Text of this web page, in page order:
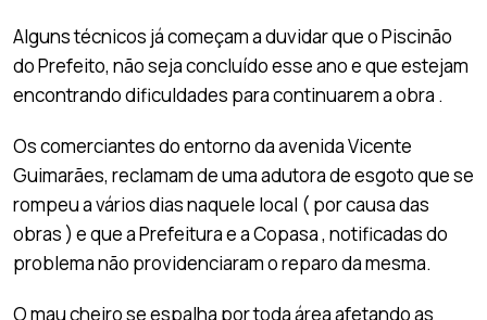
Alguns técnicos já começam a duvidar que o Piscinão
do Prefeito, não seja concluído esse ano e que estejam
encontrando dificuldades para continuarem a obra .
Os comerciantes do entorno da avenida Vicente
Guimarães, reclamam de uma adutora de esgoto que se
rompeu a vários dias naquele local ( por causa das
obras ) e que a Prefeitura e a Copasa , notificadas do
problema não providenciaram o reparo da mesma.
O mau cheiro se espalha por toda área afetando as